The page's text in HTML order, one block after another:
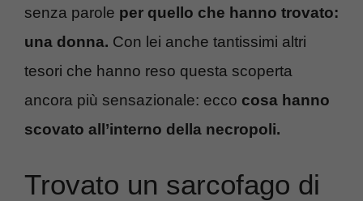
senza parole per quello che hanno trovato:
una donna. Con lei anche tantissimi altri
tesori che hanno reso questa scoperta
ancora più sensazionale: ecco cosa hanno
scovato all’interno della necropoli.
Trovato un sarcofago di